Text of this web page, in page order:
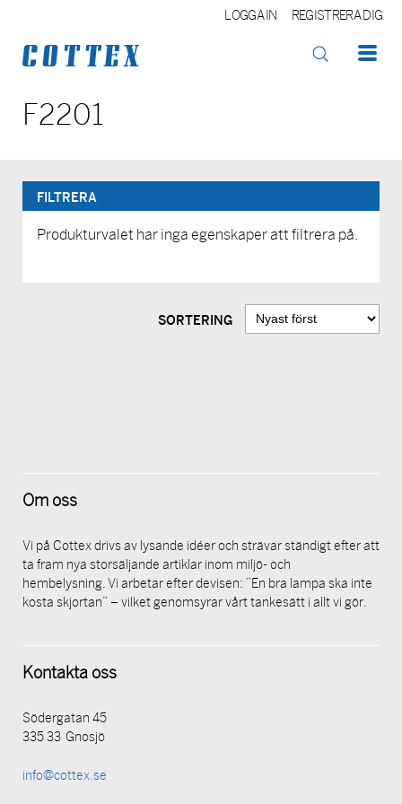
LOGGA IN REGISTRERA DIG
F2201
FILTRERA
Produkturvalet har inga egenskaper att filtrera på.
SORTERING
Om oss
Vi på Cottex drivs av lysande idéer och strävar ständigt efter att
ta fram nya storsäljande artiklar inom miljö- och
hembelysning. Vi arbetar efter devisen: ”En bra lampa ska inte
kosta skjortan” – vilket genomsyrar vårt tankesätt i allt vi gör.
Kontakta oss
Södergatan 45
335 33 Gnosjö
info@cottex.se